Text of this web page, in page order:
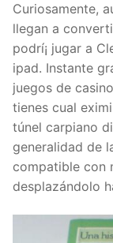
Curiosamente,
llegan a
podrí¡ jugar a
ipad. Instante
juegos de
tienes cual
túnel carpiano
generalidad de
compatible con
desplazándolo